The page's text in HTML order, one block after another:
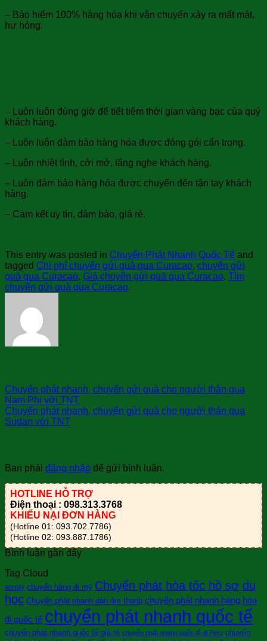
– Bảo hiểm 100% hàng hóa khi vận chuyển xảy ra mất mát,
hư hỏng.
– Luôn luôn đúng giờ để tiết tiệm thời gian vàng bạc của quý
khách hàng.
– Luôn luôn đảm bảo hàng hóa được đóng gói cẩn trọng.
– Luôn nhiệt tình, cởi mở, lắng nghe khách hàng.
– Luôn đảm bảo hàng hóa được chuyển đến tận tay khách
hàng.
– Cam kết uy tín, đảm bảo, giá rẻ.
This entry was posted in Chuyển Phát Nhanh Quốc Tế and
tagged Chi phí chuyển gửi quà qua Curacao, chuyển gửi
quà qua Curacao, Giá chuyển gửi quà qua Curacao, Tìm
chuyển gửi quà qua Curacao.
Chuyển phát nhanh, chuyển gửi quà cho người thân qua
Nam Phi với TNT
Chuyển phát nhanh, chuyển gửi quà cho người thân qua
Sudan với TNT
Bạn phải đăng nhập để gửi bình luận.
HOTLINE HỖ TRỢ
Điện thoại : 098.313.3768
KHIẾU NẠI ĐƠN HÀNG
(Hotline 01: 093.702.7786)
(Hotline 02: 093.887.1786)
Bình luận gần đây
Tag Cloud
amply chuyển hàng đi mỹ Chuyển phát hỏa tốc hồ sơ du
học Chuyển phát nhanh dàn âm thanh chuyển phát nhanh hàng hóa
đi quốc tế chuyển phát nhanh quốc tế
chuyển phát nhanh quốc tế giá rẻ chuyển phát nhanh quốc tế đi Peru chuyển